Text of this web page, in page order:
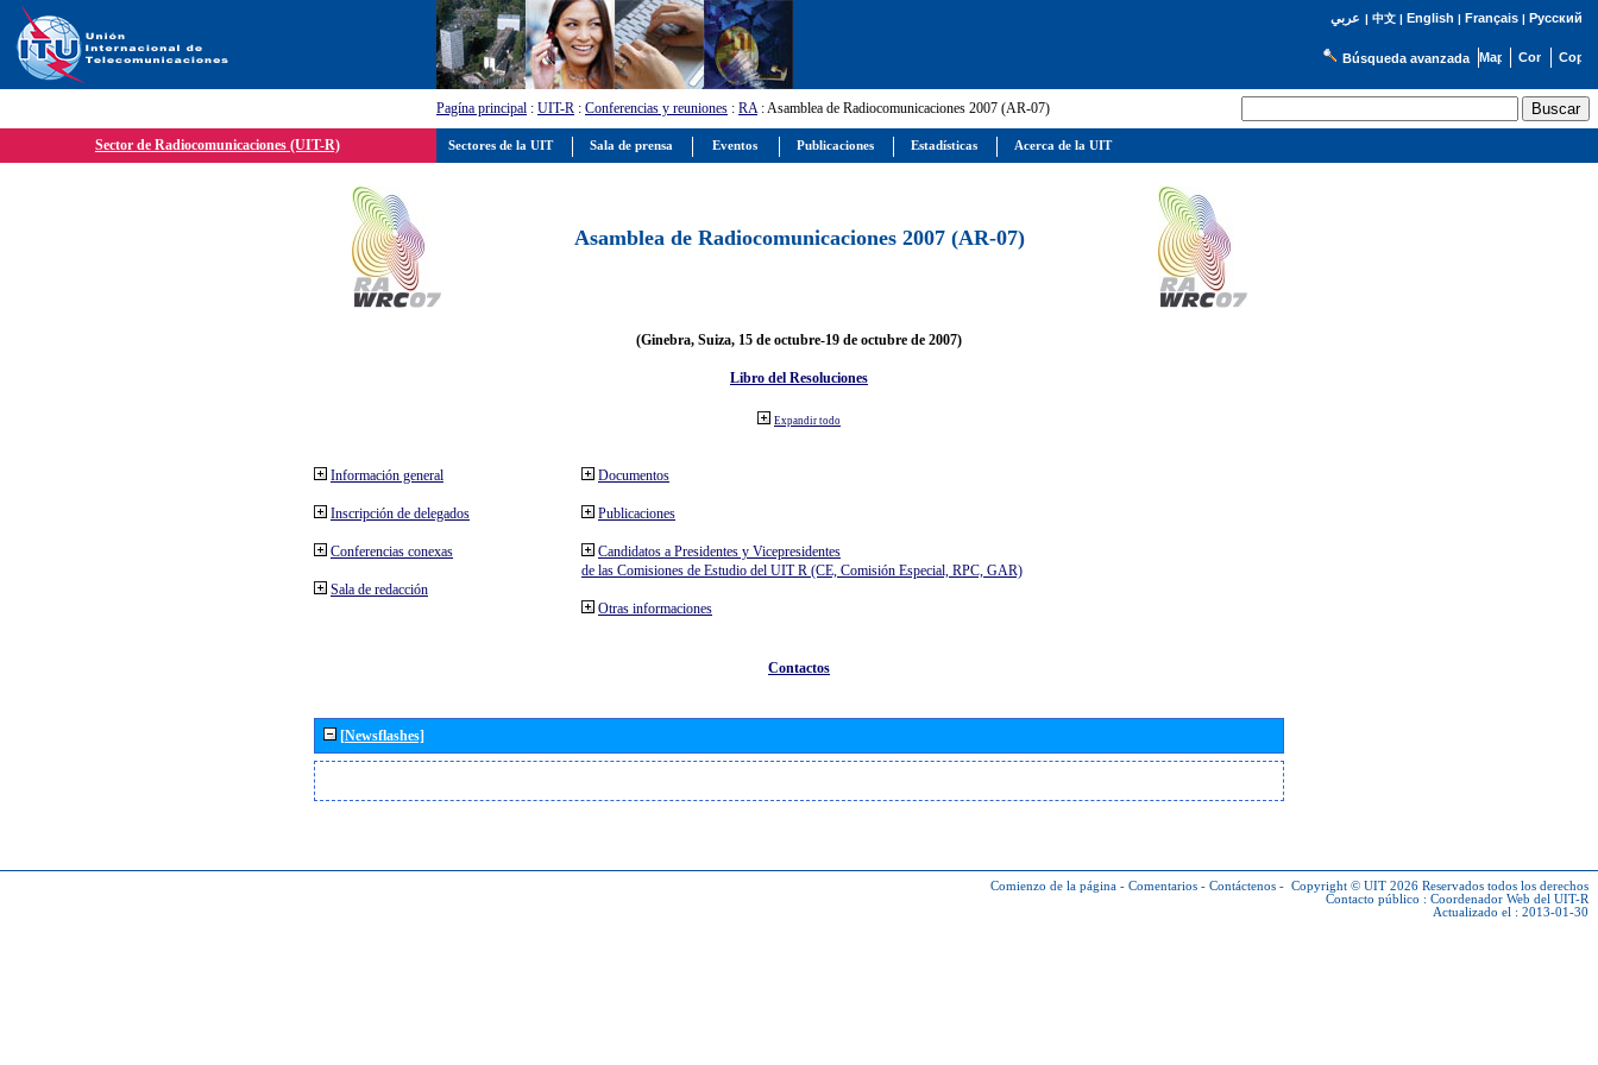
عربي | 中文| English | Français| Русский
Búsqueda avanzada
Pagína principal : UIT-R : Conferencias y reuniones : RA: Asamblea de Radiocomunicaciones 2007 (AR-07)
Sector de Radiocomunicaciones (UIT-R)
Asamblea de Radiocomunicaciones 2007 (AR-07)
(Ginebra, Suiza, 15 de octubre-19 de octubre de 2007)
Libro del Resoluciones
Expandir todo
Información general
Inscripción de delegados
Conferencias conexas
Sala de redacción
Documentos
Publicaciones
Candidatos a Presidentes y Vicepresidentes
de las Comisiones de Estudio del UIT R (CE, Comisión Especial, RPC, GAR)
Otras informaciones
Contactos
[Newsflashes]
Comienzo de la página - Comentarios - Contáctenos - Copyright © UIT 2026 Reservados todos los derechos
Contacto público : Coordenador Web del UIT-R
Actualizado el : 2013-01-30
Sectores de la UIT Sala de prensa Eventos Publicaciones Estadísticas Acerca de la UIT